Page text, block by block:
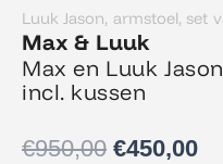
Luuk Jason, armstoel, set
Max & Luuk
Max en Luuk
incl. kussen
€950,00 prijs
€450,00